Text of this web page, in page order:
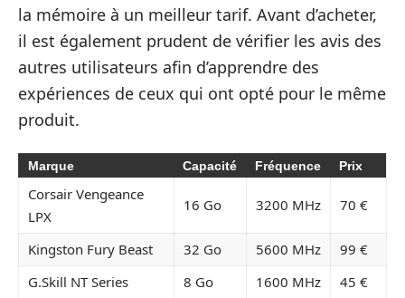
la mémoire à un meilleur tarif. Avant d’acheter,
il est également prudent de vérifier les avis des
autres utilisateurs afin d’apprendre des
expériences de ceux qui ont opté pour le même
produit.
Marque Capacité Fréquence Prix
Corsair Vengeance
LPX
16 Go 3200 MHz 70 €
Kingston Fury Beast 32 Go 5600 MHz
99 €
G.Skill NT Series
8 Go 1600 MHz
45 €